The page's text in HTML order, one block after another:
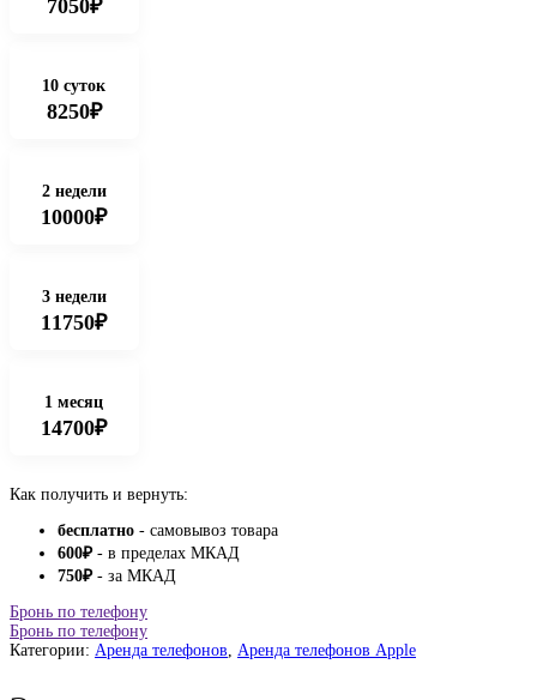
7050₽
10 суток
8250₽
2 недели
10000₽
3 недели
11750₽
1 месяц
14700₽
Как получить и вернуть:
бесплатно - самовывоз товара
600₽- в пределах МКАД
750₽- за МКАД
Бронь по телефону
Бронь по телефону
Категории: Аренда телефонов, Аренда телефонов Apple